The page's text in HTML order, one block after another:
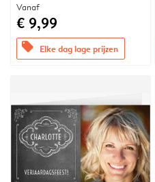
Vanaf
€ 9,99
offers Elke dag lage prijzen